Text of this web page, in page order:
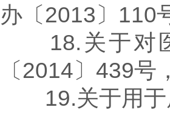
办〔2013〕110
18.关于对医
〔2014〕439
19.关于用于